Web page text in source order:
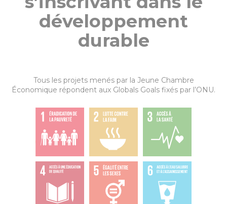
développement
durable
Tous les projets menés par la Jeune Chambre
Économique répondent aux Globals Goals fixés par l’ONU.